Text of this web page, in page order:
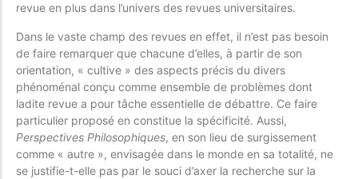
revue en plus dans l’univers des revues universitaires.
Dans le vaste champ des revues en effet, il n’est pas besoin
de faire remarquer que chacune d’elles, à partir de son
orientation, « cultive » des aspects précis du divers
phénoménal conçu comme ensemble de problèmes dont
ladite revue a pour tâche essentielle de débattre. Ce faire
particulier proposé en constitue la spécificité. Aussi,
Perspectives Philosophiques, en son lieu de surgissement
comme « autre », envisagée dans le monde en sa totalité, ne
se justifie-t-elle pas par le souci d’axer la recherche sur la